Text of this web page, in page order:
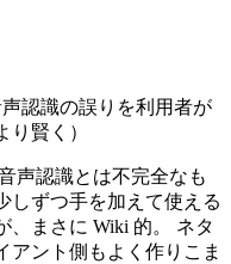
認識の誤りを利用者が
賢く）
声認識とは不完全なも
しずつ手を加えて使える
、まさに Wiki 的。 ネタ
アント側もよく作りこま